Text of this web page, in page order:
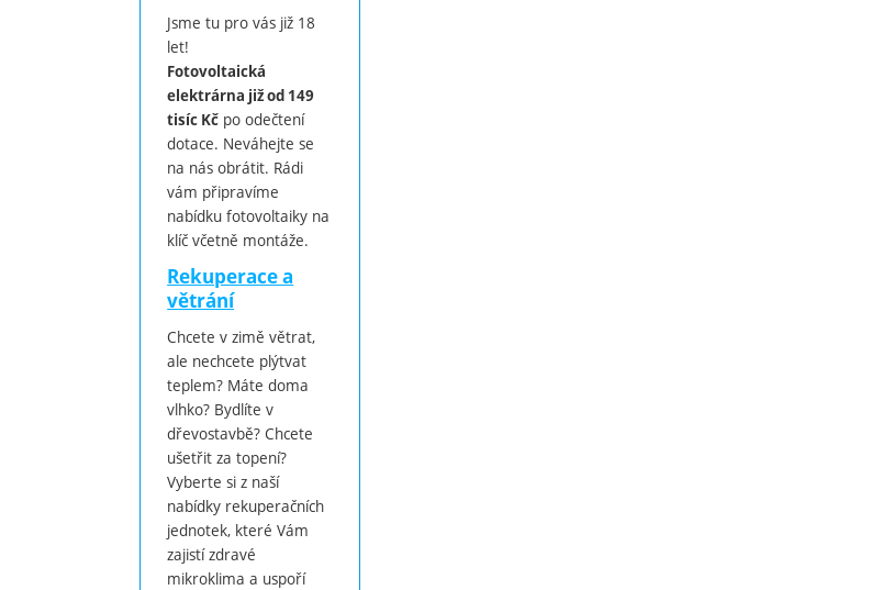
Jsme tu pro vás již 18
let!
Fotovoltaická
elektrárna již od 149
tisíc Kč po odečtení
dotace. Neváhejte se
na nás obrátit. Rádi
vám připravíme
nabídku fotovoltaiky na
klíč včetně montáže.
Rekuperace a
větrání
Chcete v zimě větrat,
ale nechcete plýtvat
teplem? Máte doma
vlhko? Bydlíte v
dřevostavbě? Chcete
ušetřit za topení?
Vyberte si z naší
nabídky rekuperačních
jednotek, které Vám
zajistí zdravé
mikroklima a uspoří